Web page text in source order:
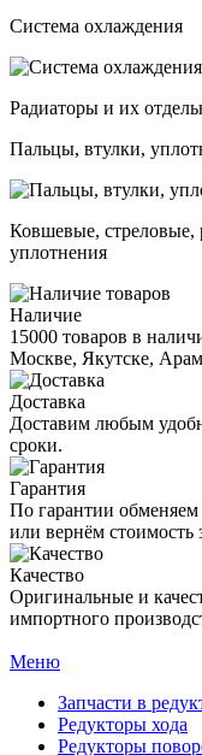
Система охлаждения
Радиаторы и их
Пальцы, втулки,
Ковшевые, стреловые,
уплотнения
Наличие
15000 товаров в
Москве, Якутске,
Доставка
Доставим любым
сроки.
Гарантия
По гарантии
или вернём стоимость
Качество
Оригинальные и
импортного
Меню
Запчасти в
Редукторы хода
Редукторы